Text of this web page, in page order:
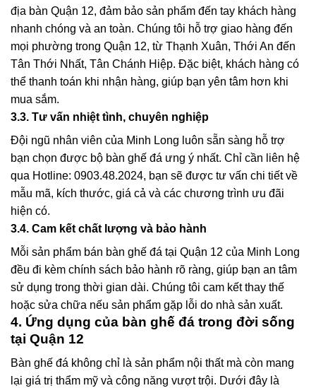
địa bàn Quận 12, đảm bảo sản phẩm đến tay khách hàng
nhanh chóng và an toàn. Chúng tôi hỗ trợ giao hàng đến
mọi phường trong Quận 12, từ Thạnh Xuân, Thới An đến
Tân Thới Nhất, Tân Chánh Hiệp. Đặc biệt, khách hàng có
thể thanh toán khi nhận hàng, giúp bạn yên tâm hơn khi
mua sắm.
3.3. Tư vấn nhiệt tình, chuyên nghiệp
Đội ngũ nhân viên của Minh Long luôn sẵn sàng hỗ trợ
bạn chọn được bộ bàn ghế đá ưng ý nhất. Chỉ cần liên hệ
qua Hotline: 0903.48.2024, bạn sẽ được tư vấn chi tiết về
mẫu mã, kích thước, giá cả và các chương trình ưu đãi
hiện có.
3.4. Cam kết chất lượng và bảo hành
Mỗi sản phẩm bán bàn ghế đá tại Quận 12 của Minh Long
đều đi kèm chính sách bảo hành rõ ràng, giúp bạn an tâm
sử dụng trong thời gian dài. Chúng tôi cam kết thay thế
hoặc sửa chữa nếu sản phẩm gặp lỗi do nhà sản xuất.
4. Ứng dụng của bàn ghế đá trong đời sống
tại Quận 12
Bàn ghế đá không chỉ là sản phẩm nội thất mà còn mang
lại giá trị thẩm mỹ và công năng vượt trội. Dưới đây là